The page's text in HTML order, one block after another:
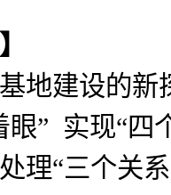
地建设的新
眼” 实现“四
理“三个关